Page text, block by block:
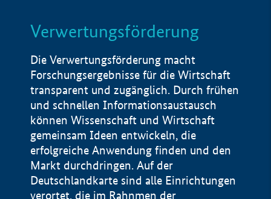
Verwertungsförderung
Die Verwertungsförderung macht
Forschungsergebnisse für die Wirtschaft
transparent und zugänglich. Durch frühen
und schnellen Informationsaustausch
können Wissenschaft und Wirtschaft
gemeinsam Ideen entwickeln, die
erfolgreiche Anwendung finden und den
Markt durchdringen. Auf der
Deutschlandkarte sind alle Einrichtungen
verortet, die im Rahnmen der